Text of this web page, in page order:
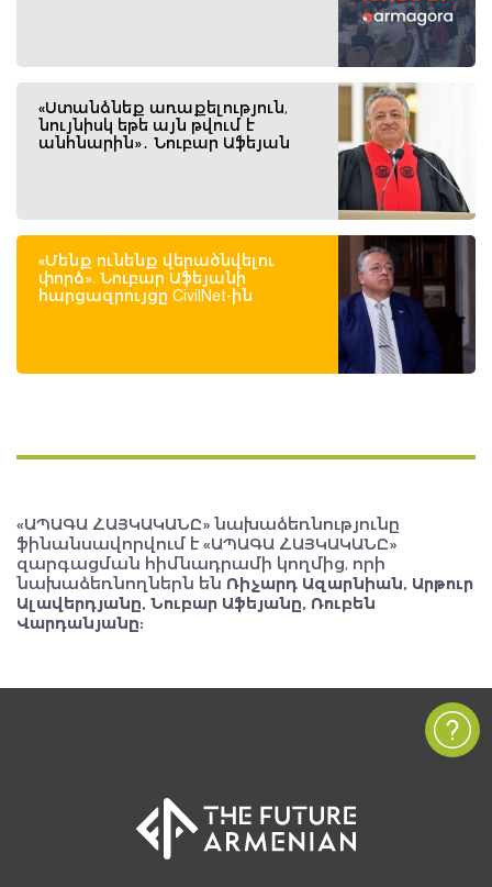
«Ստանձնեք առաքելություն,
նույնիսկ եթե այն թվում է
անհնարին»․ Նուբար Աֆեյան
«Մենք ունենք վերածնվելու
փորձ». Նուբար Աֆեյանի
հարցազրույցը CivilNet-ին
«ԱՊԱԳԱ ՀԱՅԿԱԿԱՆԸ» նախաձեռնությունը
ֆինանսավորվում է «ԱՊԱԳԱ ՀԱՅԿԱԿԱՆԸ»
զարգացման հիմնադրամի կողմից, որի
նախաձեռնողներն են Ռիչարդ Ազարնիան, Արթուր
Ալավերդյանը, Նուբար Աֆեյանը, Ռուբեն
Վարդանյանը: